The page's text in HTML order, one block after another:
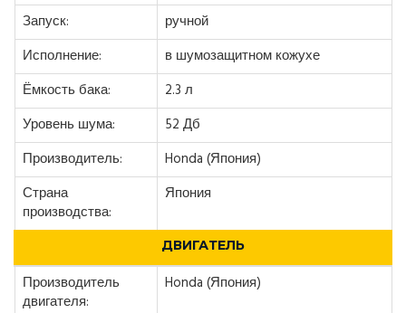
Запуск:
ручной
Исполнение:
в шумозащитном кожухе
Ёмкость бака:
2.3 л
Уровень шума:
52 Дб
Производитель:
Honda (Япония)
Страна
производства:
Япония
ДВИГАТЕЛЬ
Производитель
двигателя:
Honda (Япония)